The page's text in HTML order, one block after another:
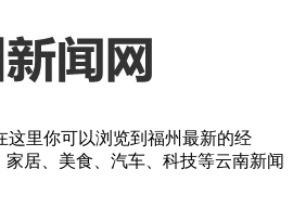
这里你可以浏览到福州最新的经
居、美食、汽车、科技等云南新闻